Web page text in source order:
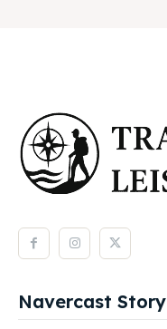
Navercast Story